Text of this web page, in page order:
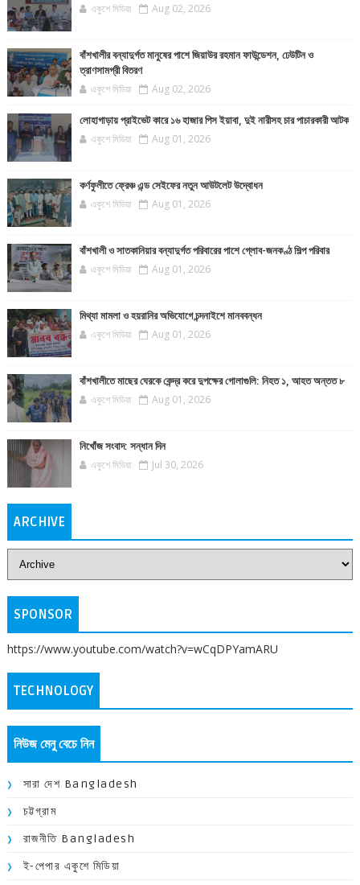
একুশে মিডিয়া Aug 02, 2026
বাঁশখালীর বন্যাদুর্গত মানুষের পাশে জিয়াউর রহমান ফাউন্ডেশন, ঢেউটিন ও
ত্রাণসামগ্রী বিতরণ
একুশে মিডিয়া Aug 02, 2026
লোহাগাড়ায় প্রাইভেট কারে ১৬ হাজার পিস ইয়াবা, দুই নারীসহ চার পাচারকারী আটক
একুশে মিডিয়া Aug 01, 2026
কর্ণফুলীতে ফ্রেঞ্চ এন্ড সেইফের নতুন আউটলেট উদ্বোধন
একুশে মিডিয়া Aug 01, 2026
বাঁশখালী ও সাতকানিয়ার বন্যাদুর্গত পরিবারের পাশে গ্লোব-জনকণ্ঠ শিল্প পরিবার
একুশে মিডিয়া Aug 01, 2026
মিথ্যা মামলা ও হয়রানির অভিযোগে চন্দনাইশে মানববন্ধন
একুশে মিডিয়া Aug 01, 2026
বাঁশখালীতে মাছের ঘেরকে কেন্দ্র করে দুপক্ষের গোলাগুলি: নিহত ১, আহত অন্তত ৮
একুশে মিডিয়া Aug 01, 2026
নিখোঁজ সংবাদ: সন্ধান দিন
একুশে মিডিয়া Jul 30, 2026
ARCHIVE
SPONSOR
https://www.youtube.com/watch?v=wCqDPYamARU
TECHNOLOGY
নিউজ মেনু বেচে নিন
সারা দেশ Bangladesh
চট্টগ্রাম
রাজনীতি Bangladesh
ই-পেপার একুশে মিডিয়া